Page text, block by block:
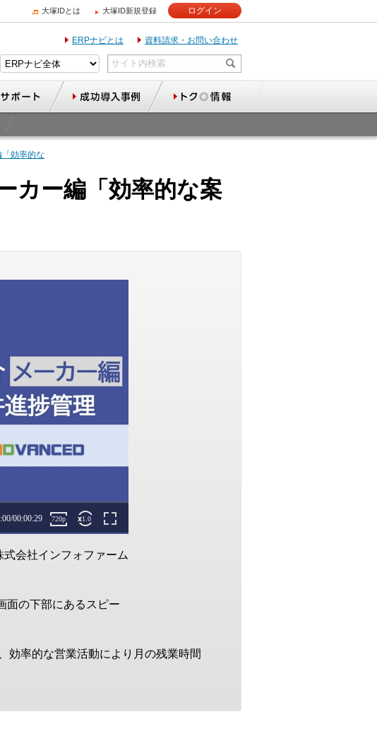
大塚IDとは 大塚ID新規登録 ログイン
ERPナビとは 資料請求・お問い合わせ
効率的な
カー編「効率的な案
式会社インフォファーム
面の下部にあるスピー
効率的な営業活動により月の残業時間